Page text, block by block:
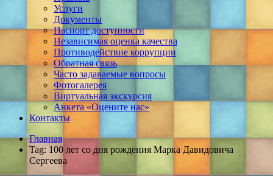
Услуги
Документы
Паспорт доступности
Независимая оценка качества
Противодействие коррупции
Обратная связь
Часто задаваемые вопросы
Фотогалерея
Виртуальная экскурсия
Анкета «Оцените нас»
Контакты
Главная
Tag: 100 лет со дня рождения Марка Давидовича
Сергеева